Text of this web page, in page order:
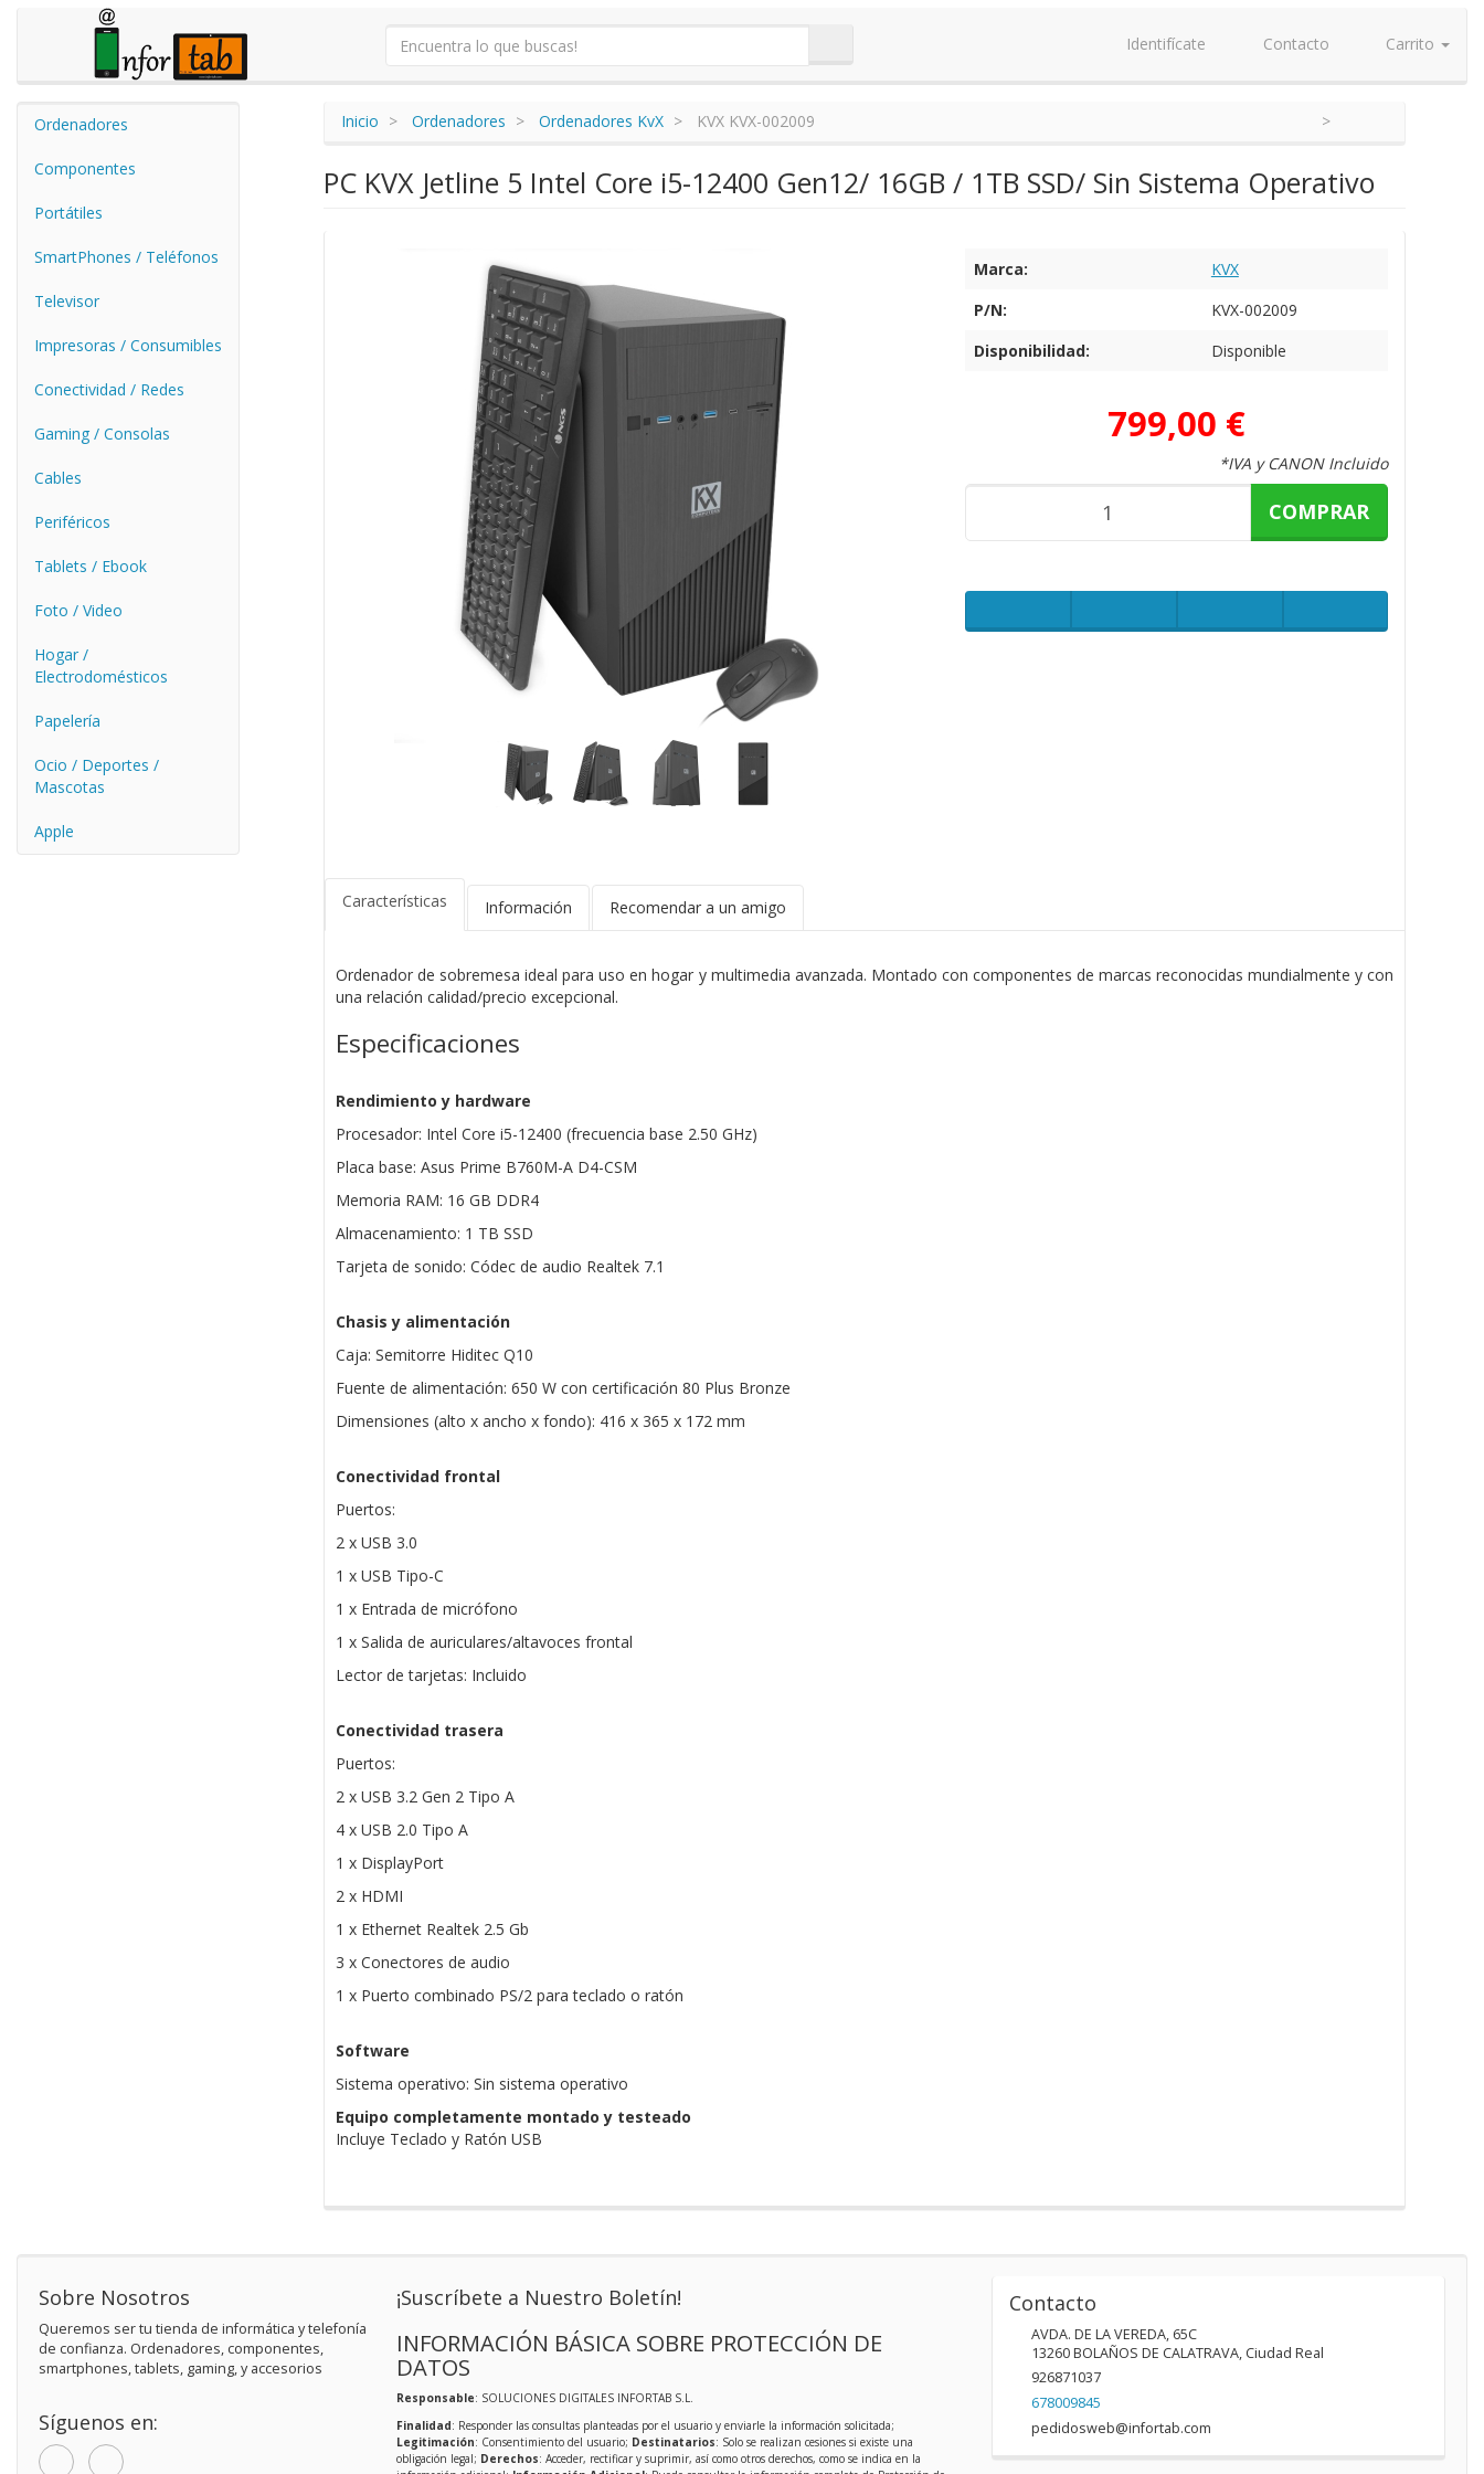
Identifícate Contacto Carrito
Ordenadores
Componentes
Portátiles
SmartPhones / Teléfonos
Televisor
Impresoras / Consumibles
Conectividad / Redes
Gaming / Consolas
Cables
Periféricos
Tablets / Ebook
Foto / Video
Hogar /
Electrodomésticos
Papelería
Ocio / Deportes /
Mascotas
Apple
Inicio Ordenadores Ordenadores KvX KVX KVX-002009
PC KVX Jetline 5 Intel Core i5-12400 Gen12/ 16GB / 1TB SSD/ Sin Sistema Operativo
Marca:
KVX
P/N:
KVX-002009
Disponibilidad:
Disponible
799,00 €
*IVA y CANON Incluido
COMPRAR
Características Información Recomendar a un amigo
Ordenador de sobremesa ideal para uso en hogar y multimedia avanzada. Montado con componentes de marcas reconocidas mundialmente y con
una relación calidad/precio excepcional.
Especificaciones
Rendimiento y hardware
Procesador: Intel Core i5-12400 (frecuencia base 2.50 GHz)
Placa base: Asus Prime B760M-A D4-CSM
Memoria RAM: 16 GB DDR4
Almacenamiento: 1 TB SSD
Tarjeta de sonido: Códec de audio Realtek 7.1
Chasis y alimentación
Caja: Semitorre Hiditec Q10
Fuente de alimentación: 650 W con certificación 80 Plus Bronze
Dimensiones (alto x ancho x fondo): 416 x 365 x 172 mm
Conectividad frontal
Puertos:
2 x USB 3.0
1 x USB Tipo-C
1 x Entrada de micrófono
1 x Salida de auriculares/altavoces frontal
Lector de tarjetas: Incluido
Conectividad trasera
Puertos:
2 x USB 3.2 Gen 2 Tipo A
4 x USB 2.0 Tipo A
1 x DisplayPort
2 x HDMI
1 x Ethernet Realtek 2.5 Gb
3 x Conectores de audio
1 x Puerto combinado PS/2 para teclado o ratón
Software
Sistema operativo: Sin sistema operativo
Equipo completamente montado y testeado
Incluye Teclado y Ratón USB
Sobre Nosotros
Queremos ser tu tienda de informática y telefonía
de confianza. Ordenadores, componentes,
smartphones, tablets, gaming, y accesorios
Síguenos en:
¡Suscríbete a Nuestro Boletín!
INFORMACIÓN BÁSICA SOBRE PROTECCIÓN DE
DATOS
Responsable: SOLUCIONES DIGITALES INFORTAB S.L.
Finalidad: Responder las consultas planteadas por el usuario y enviarle la información solicitada;
Legitimación: Consentimiento del usuario; Destinatarios: Solo se realizan cesiones si existe una
obligación legal; Derechos: Acceder, rectificar y suprimir, así como otros derechos, como se indica en la
Contacto
AVDA. DE LA VEREDA, 65C
13260BOLAÑOS DE CALATRAVA, Ciudad Real
926871037
678009845
pedidosweb@infortab.com